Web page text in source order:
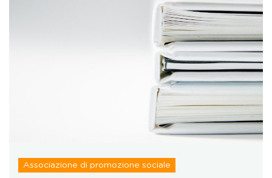
Associazione di promozione sociale